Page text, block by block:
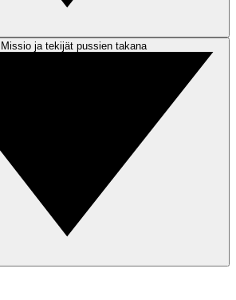
Missio ja tekijät pussien takana